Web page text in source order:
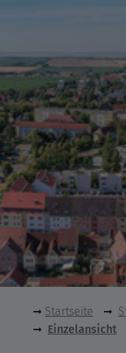
Startseite
Einzelansicht